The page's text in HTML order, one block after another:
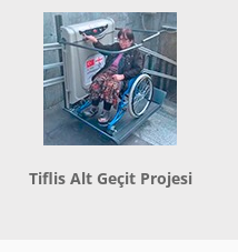
Tiflis Alt Geçit Projesi